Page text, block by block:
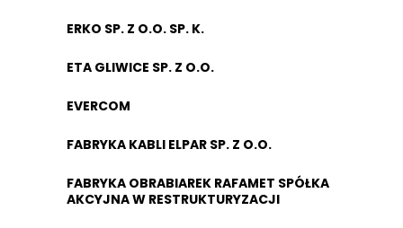
ERKO SP. Z O.O. SP. K.
ETA GLIWICE SP. Z O.O.
EVERCOM
FABRYKA KABLI ELPAR SP. Z O.O.
FABRYKA OBRABIAREK RAFAMET SPÓŁKA
AKCYJNA W RESTRUKTURYZACJI